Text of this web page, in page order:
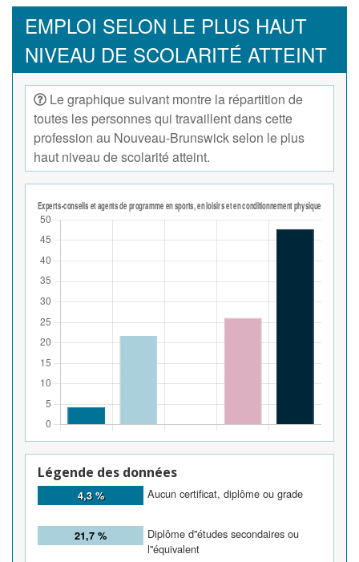
EMPLOI SELON LE PLUS HAUT
NIVEAU DE SCOLARITÉ ATTEINT
Le graphique suivant montre la répartition de
toutes les personnes qui travaillent dans cette
profession au Nouveau-Brunswick selon le plus
haut niveau de scolarité atteint.
Légende des données
4,3 % Aucun certificat, diplôme ou grade
21,7 %
Diplôme d''études secondaires ou
l''équivalent